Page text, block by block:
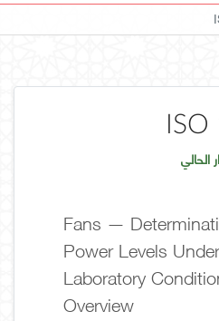
الحالي
Fans —
Power Levels
Laboratory
Overview